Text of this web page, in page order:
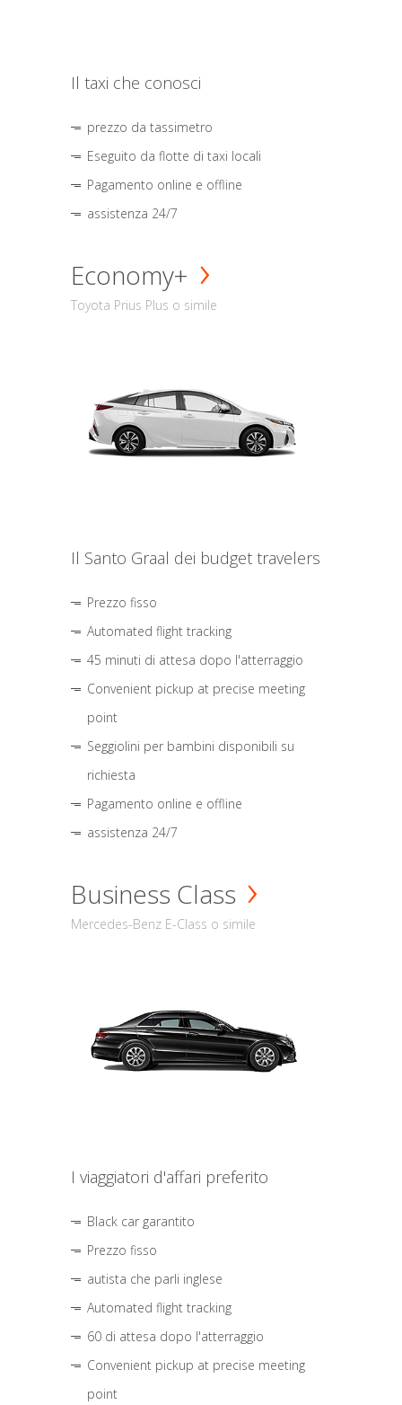
Il taxi che conosci
prezzo da tassimetro
Eseguito da flotte di taxi locali
Pagamento online e offline
assistenza 24/7
Economy+
Toyota Prius Plus o simile
Il Santo Graal dei budget travelers
Prezzo fisso
Automated flight tracking
45 minuti di attesa dopo l'atterraggio
Convenient pickup at precise meeting
point
Seggiolini per bambini disponibili su
richiesta
Pagamento online e offline
assistenza 24/7
Business Class
Mercedes-Benz E-Class o simile
I viaggiatori d'affari preferito
Black car garantito
Prezzo fisso
autista che parli inglese
Automated flight tracking
60 di attesa dopo l'atterraggio
Convenient pickup at precise meeting
point